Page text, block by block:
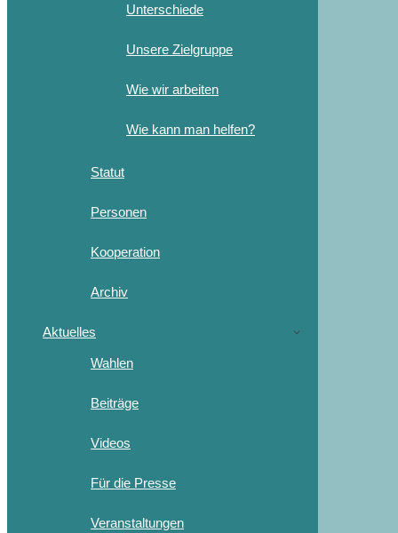
Unterschiede
Unsere Zielgruppe
Wie wir arbeiten
Wie kann man helfen?
Statut
Personen
Kooperation
Archiv
Aktuelles
Wahlen
Beiträge
Videos
Für die Presse
Veranstaltungen